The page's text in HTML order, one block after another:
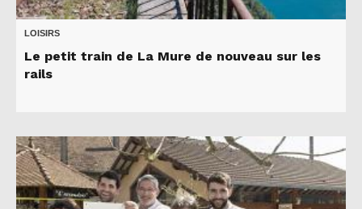
LOISIRS
Le petit train de La Mure de nouveau sur les
rails